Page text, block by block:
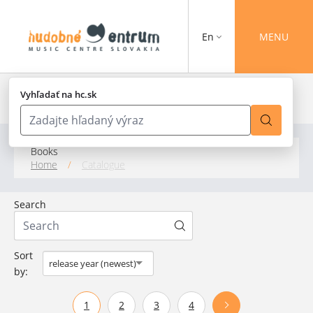
Vyhľadať na hc.sk
En MENU
Books
Home
/ Catalogue
1 2 3 4
Search
Sort
by:
release year (newest)